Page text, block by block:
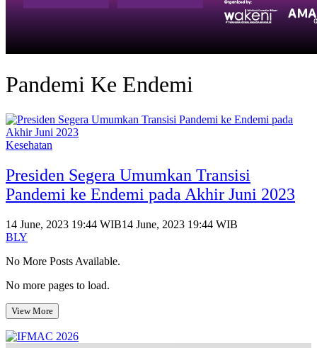
Pandemi Ke Endemi
Kesehatan
Presiden Segera Umumkan Transisi
Pandemi ke Endemi pada Akhir Juni 2023
14 June, 2023 19:44 WIB14 June, 2023 19:44 WIB
BLY
No More Posts Available.
No more pages to load.
View More